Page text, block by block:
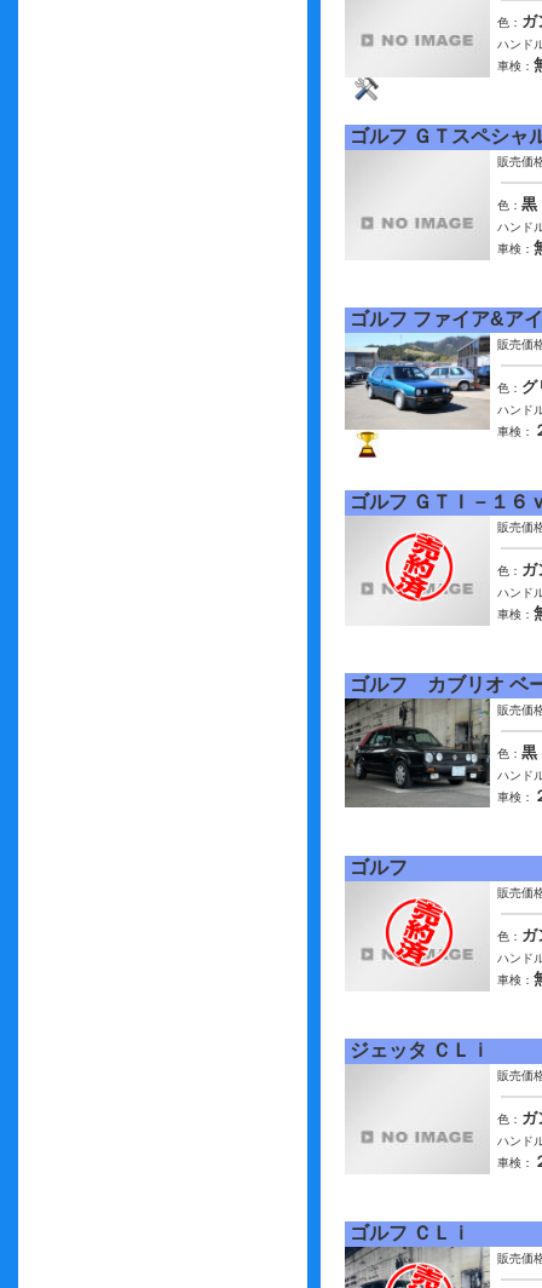
色： ガ
ハンド
車検：
ゴルフ ＧＴスペシャ
販売価
色： 黒
ハンド
車検：
ゴルフ ファイア&ア
販売価
色： グ
ハンド
車検：
ゴルフ ＧＴＩ－１６
販売価
色： ガ
ハンド
車検：
ゴルフ カブリオ ベ
販売価
色： 黒
ハンド
車検：
ゴルフ
販売価
色： ガ
ハンド
車検：
ジェッタ ＣＬｉ
販売価
色： ガ
ハンド
車検：
ゴルフ ＣＬｉ
販売価